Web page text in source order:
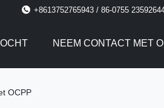
+8613752765943 / 86-0755
NEEM CONTACT MET
OCPP